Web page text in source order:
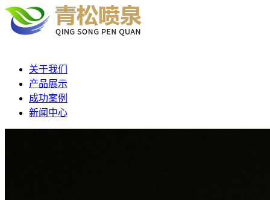
关于我们
产品展示
成功案例
新闻中心